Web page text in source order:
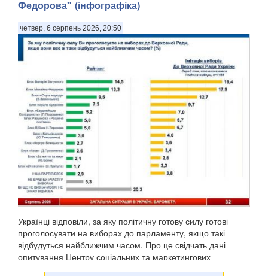
Федорова" (інфографіка)
четвер, 6 серпень 2026, 20:50
Українці відповіли, за яку політичну готову силу готові
проголосувати на виборах до парламенту, якщо такі
відбудуться найближчим часом. Про це свідчать дані
опитування Центру соціальних та маркетингових
досліджень "СОЦИС", передають Патріоти України. Т...